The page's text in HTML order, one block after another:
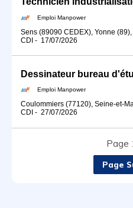
Emploi Manpower
Sens (89090 CEDEX), Yonne
CDI - 17/07/2026
Dessinateur bureau
Emploi Manpower
Coulommiers (77120), Seine-et-
CDI - 27/07/2026
Page
Page